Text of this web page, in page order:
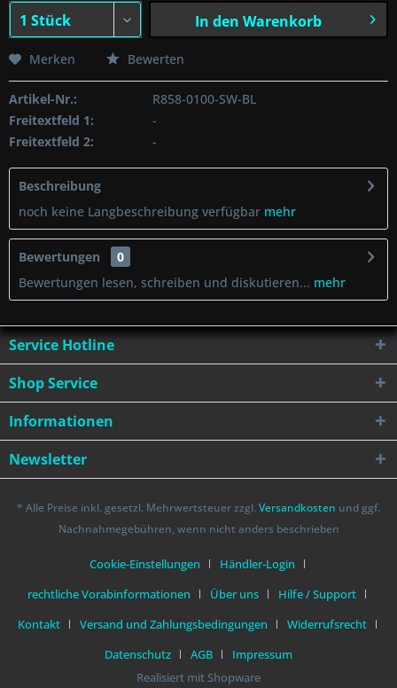
In den Warenkorb
Merken Bewerten
Artikel-Nr.:
R858-0100-SW-BL
Freitextfeld 1:
-
Freitextfeld 2:
-
Beschreibung
noch keine Langbeschreibung verfügbar mehr
Bewertungen
0
Bewertungen lesen, schreiben und diskutieren... mehr
Service Hotline
Shop Service
Informationen
Newsletter
* Alle Preise inkl. gesetzl. Mehrwertsteuer zzgl. Versandkosten und ggf.
Nachnahmegebühren, wenn nicht anders beschrieben
Cookie-Einstellungen
Händler-Login
rechtliche Vorabinformationen
Über uns
Hilfe / Support
Kontakt
Versand und Zahlungsbedingungen
Widerrufsrecht
Datenschutz
AGB
Impressum
Realisiert mit Shopware